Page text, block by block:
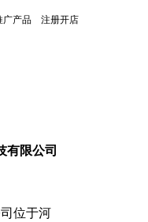
广产品 注册开店
有限公司
位于河